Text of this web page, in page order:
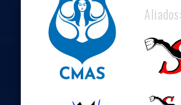
Aliados: